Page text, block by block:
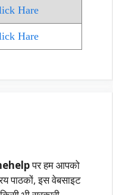
Hare
Hare
पर हम आपको
पाठकों, इस वेबसाइट